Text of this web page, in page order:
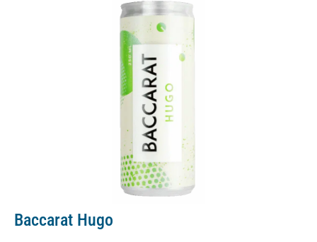
Baccarat Hugo